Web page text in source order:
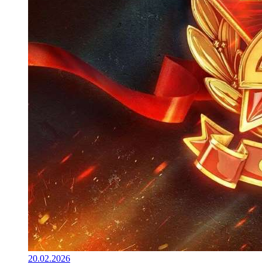
20.02.2026